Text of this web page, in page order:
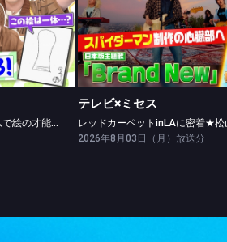
絵だけでAIにお題を伝えろ！新ゲームで絵の才能開花！？
絵だけでAIにお題を伝えろ！新ゲームで絵の才能開花！？
テレビ×ミセス
テレビ×ミセス
2026年8月03日（月）放送分